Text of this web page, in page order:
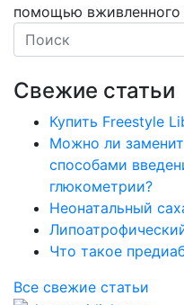
помощью вживленного
Свежие статьи
Купить Freestyle
Можно ли
способами
глюкометрии?
Неонатальный
Что такое
Все свежие статьи